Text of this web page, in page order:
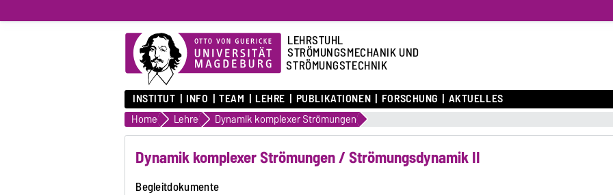
LEHRSTUHL
STRÖMUNGSMECHANIK UND
STRÖMUNGSTECHNIK
INSTITUT INFO TEAM LEHRE PUBLIKATIONEN FORSCHUNG AKTUELLES
Home Lehre Dynamik komplexer Strömungen
Dynamik komplexer Strömungen / Strömungsdynamik II
Begleitdokumente